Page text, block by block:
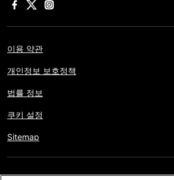
이용 약관
개인정보 보호정책
법률 정보
쿠키 설정
Sitemap